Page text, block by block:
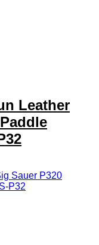
Leather